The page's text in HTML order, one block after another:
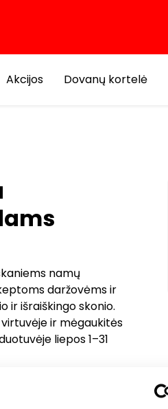
Akcijos Dovanų kortelė
namų
daržovėms ir
ir išraiškingo skonio.
ir mėgaukitės
liepos 1–31
parduotuvės ir